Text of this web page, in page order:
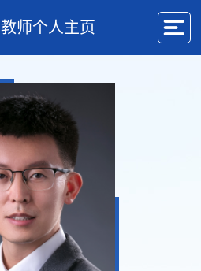
教师个人主页